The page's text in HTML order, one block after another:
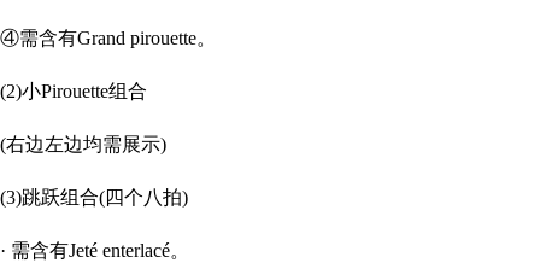
④需含有Grand pirouette。
(2)小Pirouette组合
(右边左边均需展示)
(3)跳跃组合(四个八拍)
· 需含有Jeté enterlacé。